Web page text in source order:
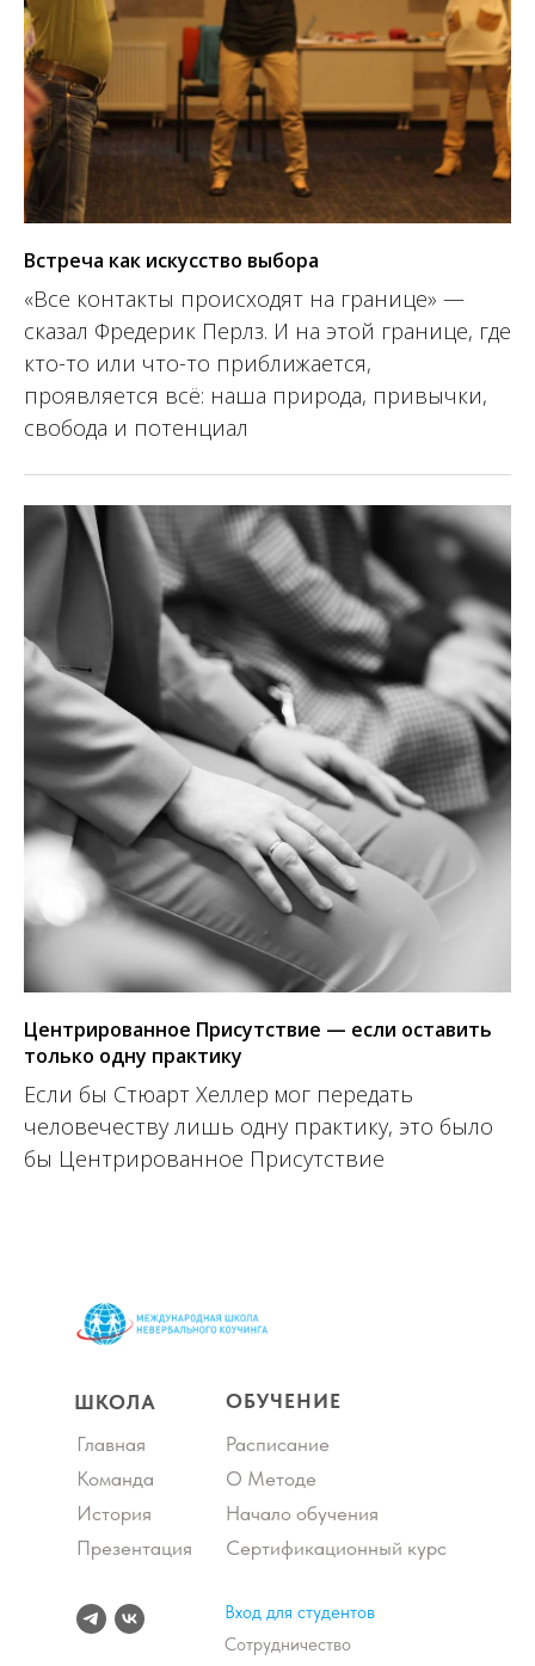
Встреча как искусство выбора
«Все контакты происходят на границе» —
сказал Фредерик Перлз. И на этой границе, где
кто-то или что-то приближается,
проявляется всё: наша природа, привычки,
свобода и потенциал
Центрированное Присутствие — если оставить
только одну практику
Если бы Стюарт Хеллер мог передать
человечеству лишь одну практику, это было
бы Центрированное Присутствие
ШКОЛА
Главная
Команда
История
Презентация
ОБУЧЕНИЕ
Расписание
О Методе
Начало обучения
Сертификационный курс
Вход для студентов
Сотрудничество